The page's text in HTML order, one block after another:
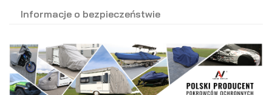
Informacje o bezpieczeństwie